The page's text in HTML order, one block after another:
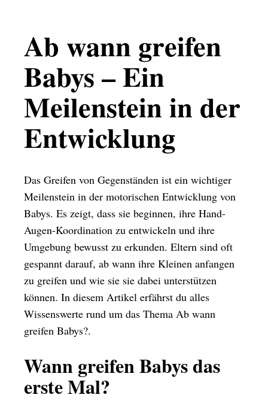
Ab wann greifen
Babys – Ein
Meilenstein in der
Entwicklung
Das Greifen von Gegenständen ist ein wichtiger
Meilenstein in der motorischen Entwicklung von
Babys. Es zeigt, dass sie beginnen, ihre Hand-
Augen-Koordination zu entwickeln und ihre
Umgebung bewusst zu erkunden. Eltern sind oft
gespannt darauf, ab wann ihre Kleinen anfangen
zu greifen und wie sie sie dabei unterstützen
können. In diesem Artikel erfährst du alles
Wissenswerte rund um das Thema Ab wann
greifen Babys?.
Wann greifen Babys das
erste Mal?